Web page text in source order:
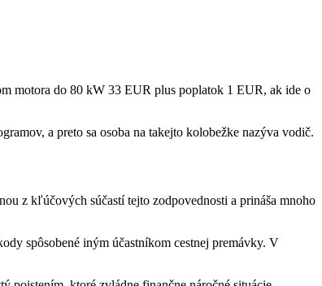
motora do 80 kW 33 EUR plus poplatok 1 EUR, ak ide o
a preto sa osoba na takejto kolobežke nazýva vodič.
z kľúčových súčastí tejto zodpovednosti a prináša mnoho
spôsobené iným účastníkom cestnej premávky. V